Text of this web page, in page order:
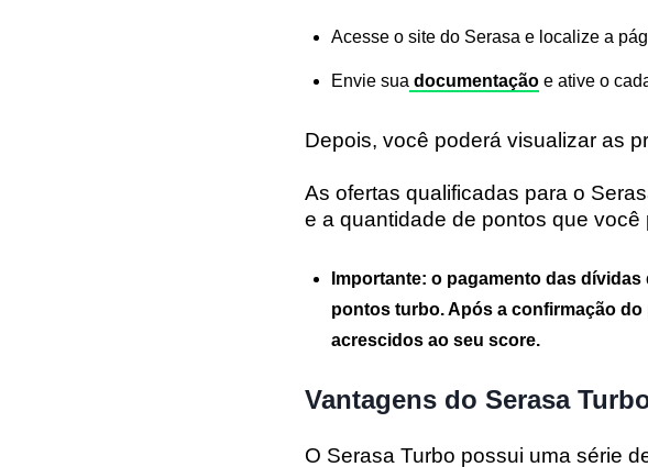
Acesse o site do Serasa e localize a
Envie sua documentação e ative o
Depois, você poderá visualizar as
As ofertas qualificadas para o
e a quantidade de pontos que você
Importante: o pagamento das
pontos turbo. Após a confirmação
acrescidos ao seu score.
Vantagens do Serasa
O Serasa Turbo possui uma série